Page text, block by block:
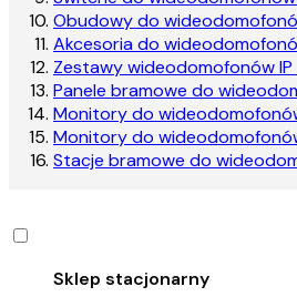
Obudowy do
Akcesoria do
Zestawy wideodomofonów IP
Panele bramowe do
Monitory do
Monitory do
Stacje bramowe do